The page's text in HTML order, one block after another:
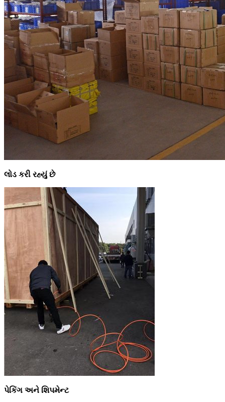
લોડ કરી રહ્યું છે
પેકિંગ અને શિપમેન્ટ